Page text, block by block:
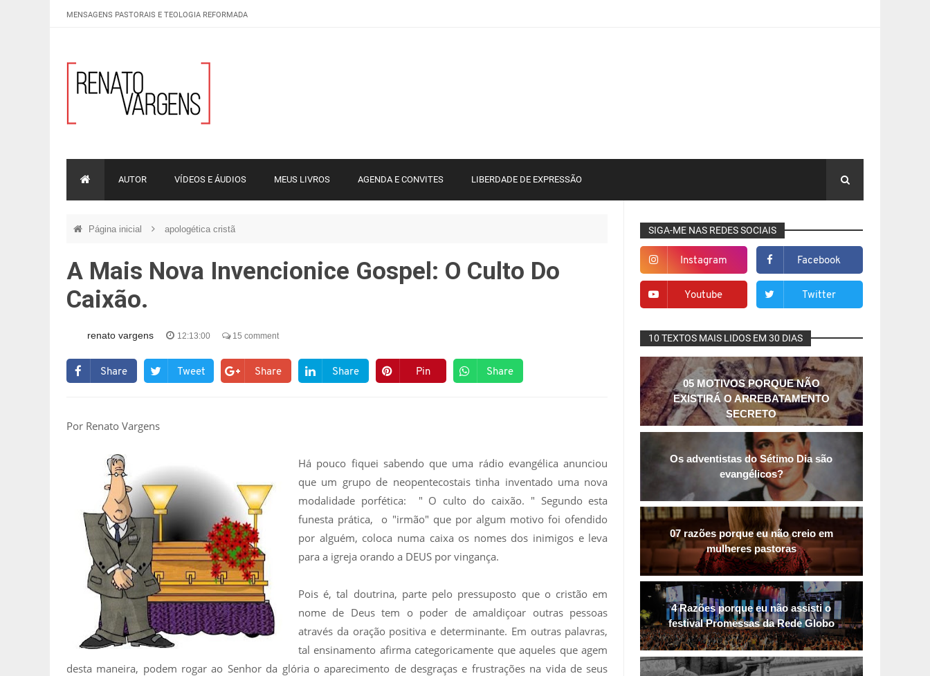
MENSAGENS PASTORAIS E TEOLOGIA REFORMADA
AUTOR VÍDEOS E ÁUDIOS MEUS LIVROS AGENDA E CONVITES LIBERDADE DE EXPRESSÃO
Página inicial apologética cristã
A Mais Nova Invencionice Gospel: O Culto Do
Caixão.
renato vargens 12:13:00 15 comment
Share Tweet Share Share Pin Share
Por Renato Vargens
Há pouco fiquei sabendo que uma rádio evangélica anunciou
que um grupo de neopentecostais tinha inventado uma nova
modalidade porfética: " O culto do caixão. " Segundo esta
funesta prática, o "irmão" que por algum motivo foi ofendido
por alguém, coloca numa caixa os nomes dos inimigos e leva
para a igreja orando a DEUS por vingança.
Pois é, tal doutrina, parte pelo pressuposto que o cristão em
nome de Deus tem o poder de amaldiçoar outras pessoas
através da oração positiva e determinante. Em outras palavras,
tal ensinamento afirma categoricamente que aqueles que agem
desta maneira, podem rogar ao Senhor da glória o aparecimento de desgraças e frustrações na vida de seus
SIGA-ME NAS REDES SOCIAIS
Instagram Facebook
Youtube Twitter
10 TEXTOS MAIS LIDOS EM 30 DIAS
05 MOTIVOS PORQUE NÃO
EXISTIRÁ O ARREBATAMENTO
SECRETO
Os adventistas do Sétimo Dia são
evangélicos?
07 razões porque eu não creio em
mulheres pastoras
4 Razões porque eu não assisti o
festival Promessas da Rede Globo